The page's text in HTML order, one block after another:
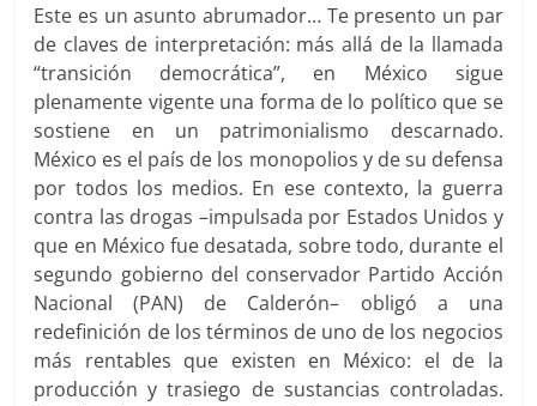
Este es un asunto abrumador… Te presento un par
de claves de interpretación: más allá de la llamada
“transición democrática”, en México sigue
plenamente vigente una forma de lo político que se
sostiene en un patrimonialismo descarnado.
México es el país de los monopolios y de su defensa
por todos los medios. En ese contexto, la guerra
contra las drogas –impulsada por Estados Unidos y
que en México fue desatada, sobre todo, durante el
segundo gobierno del conservador Partido Acción
Nacional (PAN) de Calderón– obligó a una
redefinición de los términos de uno de los negocios
más rentables que existen en México: el de la
producción y trasiego de sustancias controladas.